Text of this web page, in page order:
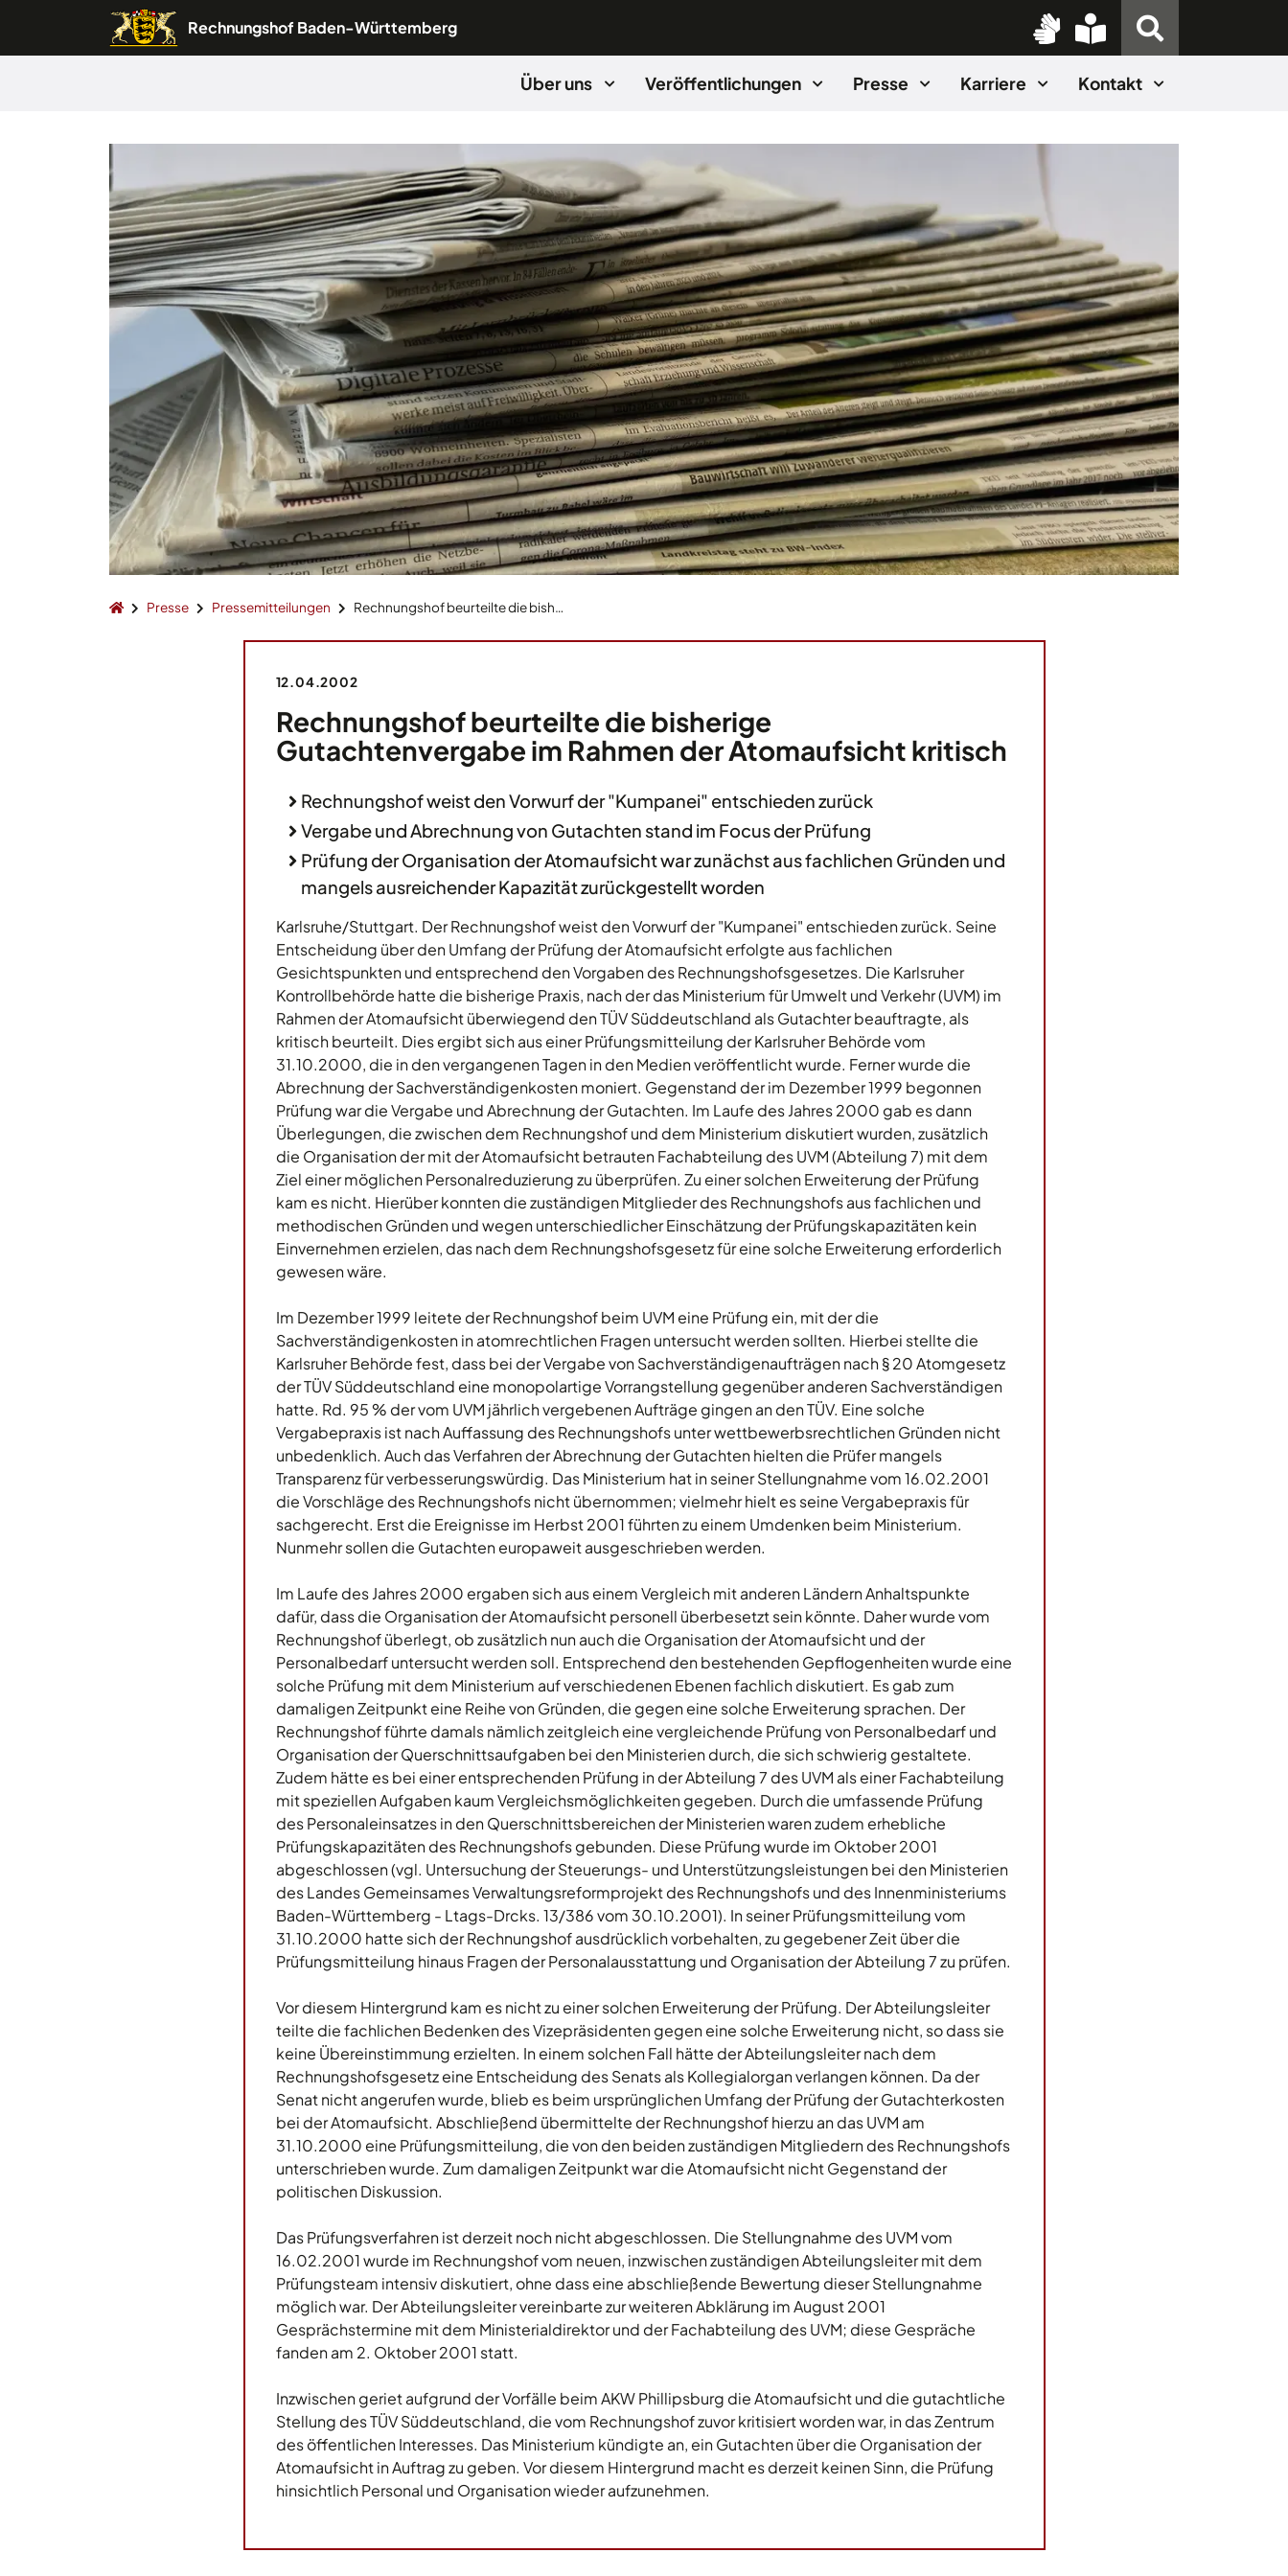
Rechnungshof Baden-Württemberg
Über uns Veröffentlichungen Presse Karriere Kontakt
Presse Pressemitteilungen Rechnungshof beurteilte die bish…
12.04.2002
Rechnungshof beurteilte die bisherige
Gutachtenvergabe im Rahmen der Atomaufsicht kritisch
Rechnungshof weist den Vorwurf der "Kumpanei" entschieden zurück
Vergabe und Abrechnung von Gutachten stand im Focus der Prüfung
Prüfung der Organisation der Atomaufsicht war zunächst aus fachlichen Gründen und
mangels ausreichender Kapazität zurückgestellt worden
Karlsruhe/Stuttgart. Der Rechnungshof weist den Vorwurf der "Kumpanei" entschieden zurück. Seine
Entscheidung über den Umfang der Prüfung der Atomaufsicht erfolgte aus fachlichen
Gesichtspunkten und entsprechend den Vorgaben des Rechnungshofsgesetzes. Die Karlsruher
Kontrollbehörde hatte die bisherige Praxis, nach der das Ministerium für Umwelt und Verkehr (UVM) im
Rahmen der Atomaufsicht überwiegend den TÜV Süddeutschland als Gutachter beauftragte, als
kritisch beurteilt. Dies ergibt sich aus einer Prüfungsmitteilung der Karlsruher Behörde vom
31.10.2000, die in den vergangenen Tagen in den Medien veröffentlicht wurde. Ferner wurde die
Abrechnung der Sachverständigenkosten moniert. Gegenstand der im Dezember 1999 begonnen
Prüfung war die Vergabe und Abrechnung der Gutachten. Im Laufe des Jahres 2000 gab es dann
Überlegungen, die zwischen dem Rechnungshof und dem Ministerium diskutiert wurden, zusätzlich
die Organisation der mit der Atomaufsicht betrauten Fachabteilung des UVM (Abteilung 7) mit dem
Ziel einer möglichen Personalreduzierung zu überprüfen. Zu einer solchen Erweiterung der Prüfung
kam es nicht. Hierüber konnten die zuständigen Mitglieder des Rechnungshofs aus fachlichen und
methodischen Gründen und wegen unterschiedlicher Einschätzung der Prüfungskapazitäten kein
Einvernehmen erzielen, das nach dem Rechnungshofsgesetz für eine solche Erweiterung erforderlich
gewesen wäre.
Im Dezember 1999 leitete der Rechnungshof beim UVM eine Prüfung ein, mit der die
Sachverständigenkosten in atomrechtlichen Fragen untersucht werden sollten. Hierbei stellte die
Karlsruher Behörde fest, dass bei der Vergabe von Sachverständigenaufträgen nach § 20 Atomgesetz
der TÜV Süddeutschland eine monopolartige Vorrangstellung gegenüber anderen Sachverständigen
hatte. Rd. 95 % der vom UVM jährlich vergebenen Aufträge gingen an den TÜV. Eine solche
Vergabepraxis ist nach Auffassung des Rechnungshofs unter wettbewerbsrechtlichen Gründen nicht
unbedenklich. Auch das Verfahren der Abrechnung der Gutachten hielten die Prüfer mangels
Transparenz für verbesserungswürdig. Das Ministerium hat in seiner Stellungnahme vom 16.02.2001
die Vorschläge des Rechnungshofs nicht übernommen; vielmehr hielt es seine Vergabepraxis für
sachgerecht. Erst die Ereignisse im Herbst 2001 führten zu einem Umdenken beim Ministerium.
Nunmehr sollen die Gutachten europaweit ausgeschrieben werden.
Im Laufe des Jahres 2000 ergaben sich aus einem Vergleich mit anderen Ländern Anhaltspunkte
dafür, dass die Organisation der Atomaufsicht personell überbesetzt sein könnte. Daher wurde vom
Rechnungshof überlegt, ob zusätzlich nun auch die Organisation der Atomaufsicht und der
Personalbedarf untersucht werden soll. Entsprechend den bestehenden Gepflogenheiten wurde eine
solche Prüfung mit dem Ministerium auf verschiedenen Ebenen fachlich diskutiert. Es gab zum
damaligen Zeitpunkt eine Reihe von Gründen, die gegen eine solche Erweiterung sprachen. Der
Rechnungshof führte damals nämlich zeitgleich eine vergleichende Prüfung von Personalbedarf und
Organisation der Querschnittsaufgaben bei den Ministerien durch, die sich schwierig gestaltete.
Zudem hätte es bei einer entsprechenden Prüfung in der Abteilung 7 des UVM als einer Fachabteilung
mit speziellen Aufgaben kaum Vergleichsmöglichkeiten gegeben. Durch die umfassende Prüfung
des Personaleinsatzes in den Querschnittsbereichen der Ministerien waren zudem erhebliche
Prüfungskapazitäten des Rechnungshofs gebunden. Diese Prüfung wurde im Oktober 2001
abgeschlossen (vgl. Untersuchung der Steuerungs- und Unterstützungsleistungen bei den Ministerien
des Landes Gemeinsames Verwaltungsreformprojekt des Rechnungshofs und des Innenministeriums
Baden-Württemberg - Ltags-Drcks. 13/386 vom 30.10.2001). In seiner Prüfungsmitteilung vom
31.10.2000 hatte sich der Rechnungshof ausdrücklich vorbehalten, zu gegebener Zeit über die
Prüfungsmitteilung hinaus Fragen der Personalausstattung und Organisation der Abteilung 7 zu prüfen.
Vor diesem Hintergrund kam es nicht zu einer solchen Erweiterung der Prüfung. Der Abteilungsleiter
teilte die fachlichen Bedenken des Vizepräsidenten gegen eine solche Erweiterung nicht, so dass sie
keine Übereinstimmung erzielten. In einem solchen Fall hätte der Abteilungsleiter nach dem
Rechnungshofsgesetz eine Entscheidung des Senats als Kollegialorgan verlangen können. Da der
Senat nicht angerufen wurde, blieb es beim ursprünglichen Umfang der Prüfung der Gutachterkosten
bei der Atomaufsicht. Abschließend übermittelte der Rechnungshof hierzu an das UVM am
31.10.2000 eine Prüfungsmitteilung, die von den beiden zuständigen Mitgliedern des Rechnungshofs
unterschrieben wurde. Zum damaligen Zeitpunkt war die Atomaufsicht nicht Gegenstand der
politischen Diskussion.
Das Prüfungsverfahren ist derzeit noch nicht abgeschlossen. Die Stellungnahme des UVM vom
16.02.2001 wurde im Rechnungshof vom neuen, inzwischen zuständigen Abteilungsleiter mit dem
Prüfungsteam intensiv diskutiert, ohne dass eine abschließende Bewertung dieser Stellungnahme
möglich war. Der Abteilungsleiter vereinbarte zur weiteren Abklärung im August 2001
Gesprächstermine mit dem Ministerialdirektor und der Fachabteilung des UVM; diese Gespräche
fanden am 2. Oktober 2001 statt.
Inzwischen geriet aufgrund der Vorfälle beim AKW Phillipsburg die Atomaufsicht und die gutachtliche
Stellung des TÜV Süddeutschland, die vom Rechnungshof zuvor kritisiert worden war, in das Zentrum
des öffentlichen Interesses. Das Ministerium kündigte an, ein Gutachten über die Organisation der
Atomaufsicht in Auftrag zu geben. Vor diesem Hintergrund macht es derzeit keinen Sinn, die Prüfung
hinsichtlich Personal und Organisation wieder aufzunehmen.